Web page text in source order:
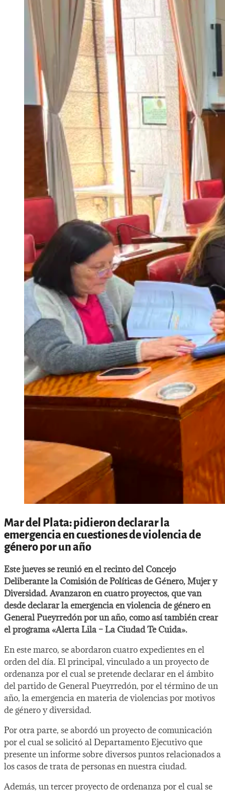
Mar del Plata: pidieron declarar la
emergencia en cuestiones de violencia de
género por un año
Este jueves se reunió en el recinto del Concejo
Deliberante la Comisión de Políticas de Género, Mujer y
Diversidad. Avanzaron en cuatro proyectos, que van
desde declarar la emergencia en violencia de género en
General Pueyrredón por un año, como así también crear
el programa «Alerta Lila – La Ciudad Te Cuida».
En este marco, se abordaron cuatro expedientes en el
orden del día. El principal, vinculado a un proyecto de
ordenanza por el cual se pretende declarar en el ámbito
del partido de General Pueyrredón, por el término de un
año, la emergencia en materia de violencias por motivos
de género y diversidad.
Por otra parte, se abordó un proyecto de comunicación
por el cual se solicitó al Departamento Ejecutivo que
presente un informe sobre diversos puntos relacionados a
los casos de trata de personas en nuestra ciudad.
Además, un tercer proyecto de ordenanza por el cual se